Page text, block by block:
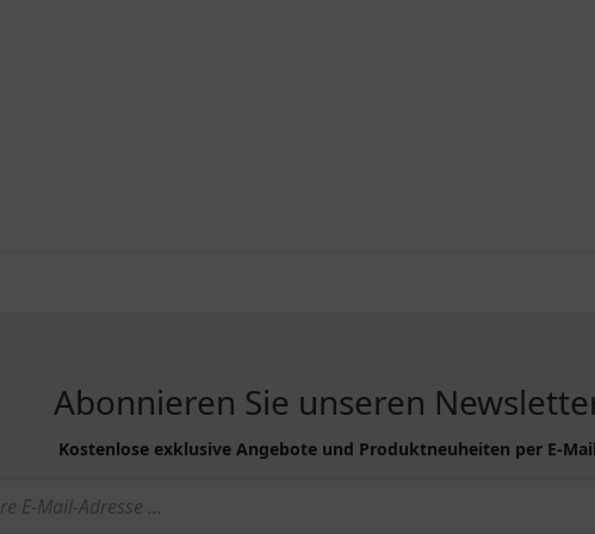
Abonnieren Sie unseren
Kostenlose exklusive Angebote und Produktneuheiten per E-